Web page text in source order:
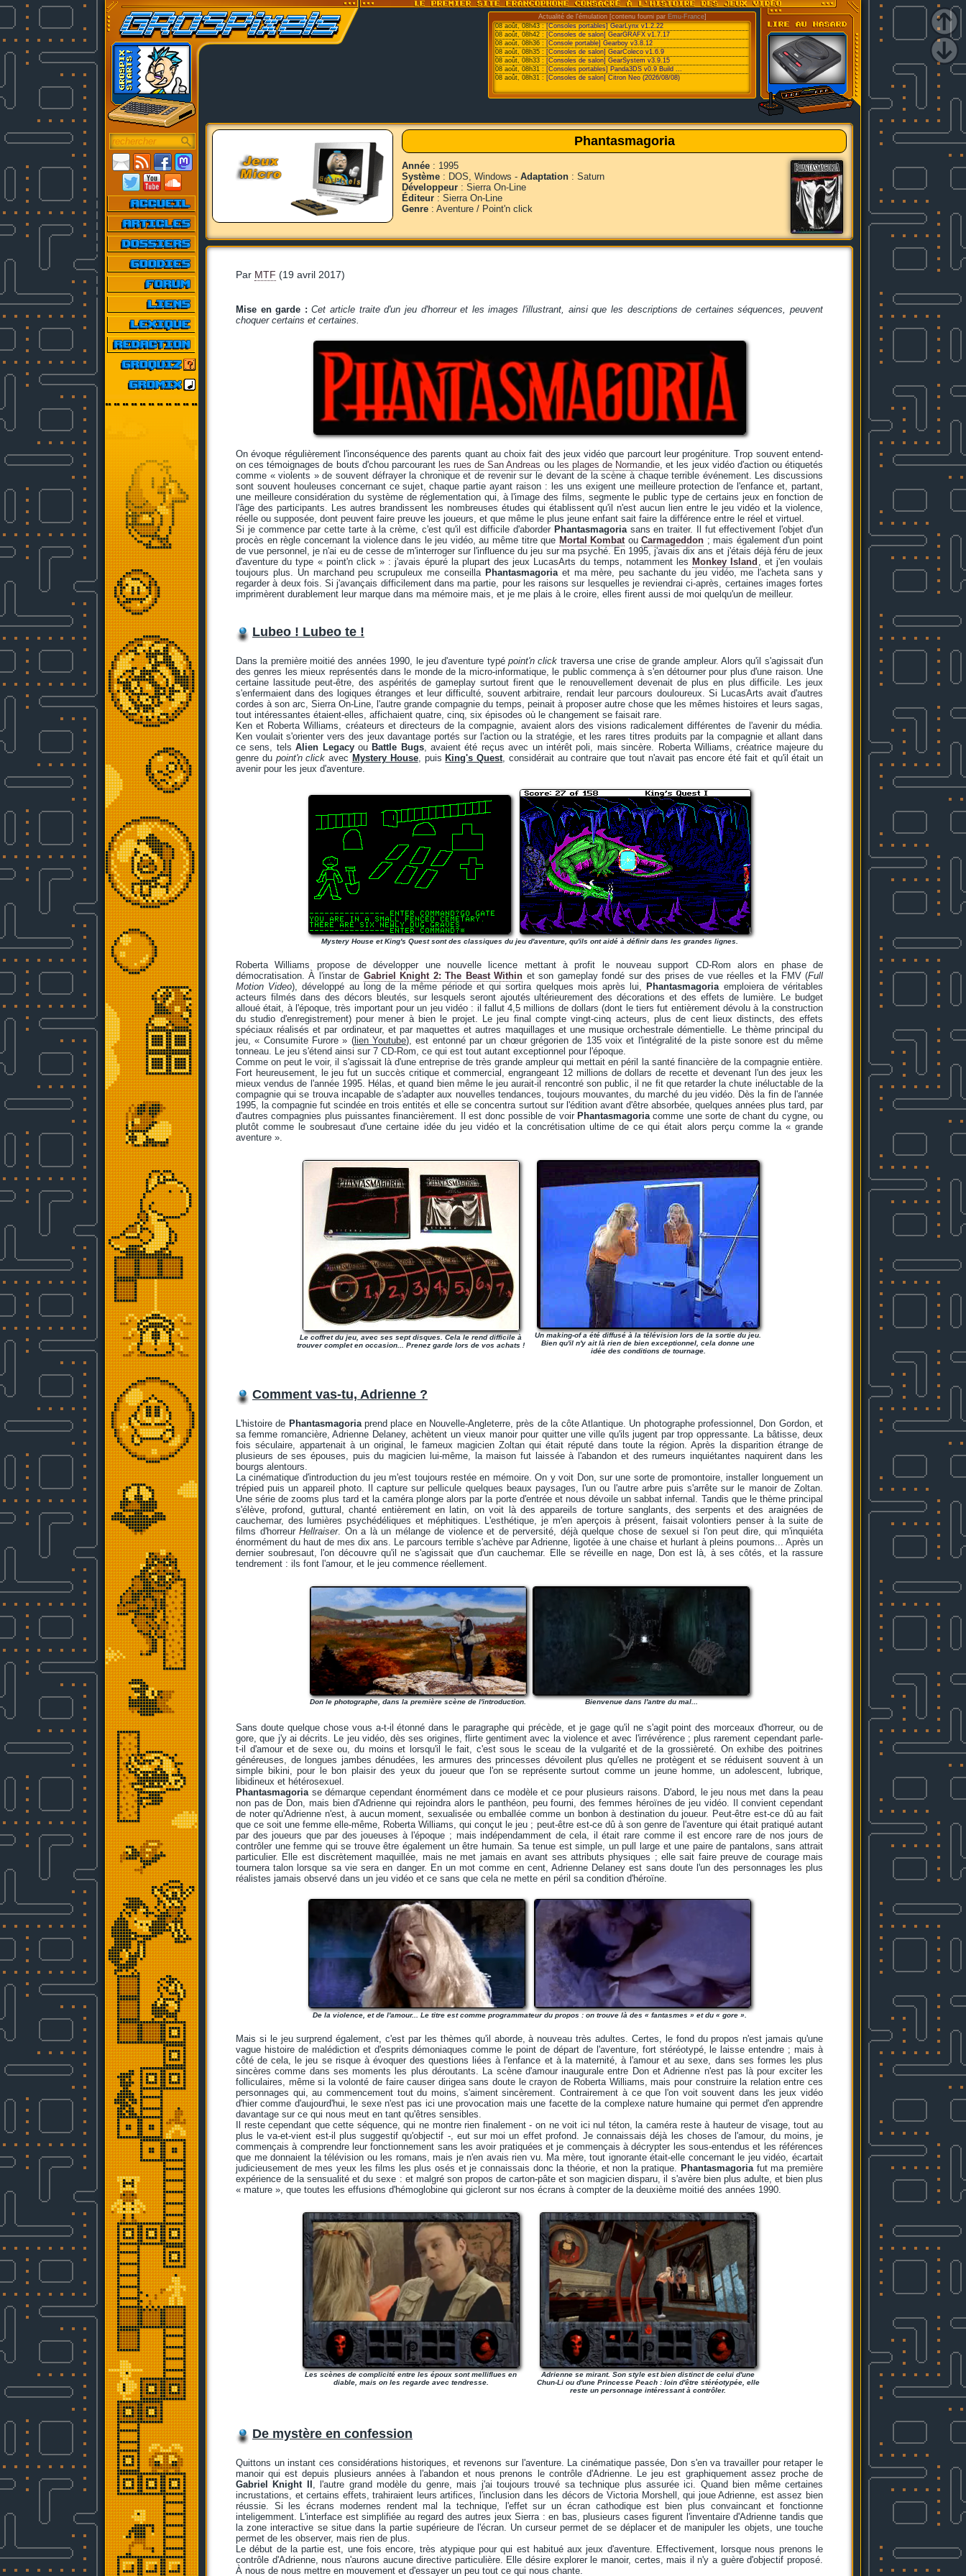
Actualité de l'émulation [contenu fourni par Emu-France]
08 août, 08h43 :[Consoles portables] GearLynx v1.2.22
08 août, 08h42 : [Consoles de salon] GearGRAFX v1.7.17
08 août, 08h36 : [Console portable] Gearboy v3.8.12
08 août, 08h35 : [Consoles de salon] GearColeco v1.6.9
08 août, 08h33 : [Consoles de salon] GearSystem v3.9.15
08 août, 08h31 : [Consoles portables] Panda3DS v0.9 Build ...
08 août, 08h31 : [Consoles de salon] Citron Neo (2026/08/08)
Phantasmagoria
Année : 1995
Système : DOS, Windows - Adaptation : Saturn
Développeur : Sierra On-Line
Éditeur : Sierra On-Line
Genre : Aventure / Point'n click
Par MTF (19 avril 2017)
Mise en garde : Cet article traite d'un jeu d'horreur et les images l'illustrant, ainsi que les descriptions de certaines séquences, peuvent
choquer certains et certaines.
On évoque régulièrement l'inconséquence des parents quant au choix fait des jeux vidéo que parcourt leur progéniture. Trop souvent entend-
on ces témoignages de bouts d'chou parcourant les rues de San Andreas ou les plages de Normandie, et les jeux vidéo d'action ou étiquetés
comme « violents » de souvent défrayer la chronique et de revenir sur le devant de la scène à chaque terrible événement. Les discussions
sont souvent houleuses concernant ce sujet, chaque partie ayant raison : les uns exigent une meilleure protection de l'enfance et, partant,
une meilleure considération du système de réglementation qui, à l'image des films, segmente le public type de certains jeux en fonction de
l'âge des participants. Les autres brandissent les nombreuses études qui établissent qu'il n'est aucun lien entre le jeu vidéo et la violence,
réelle ou supposée, dont peuvent faire preuve les joueurs, et que même le plus jeune enfant sait faire la différence entre le réel et virtuel.
Si je commence par cette tarte à la crème, c'est qu'il est difficile d'aborder Phantasmagoriasans en traiter. Il fut effectivement l'objet d'un
procès en règle concernant la violence dans le jeu vidéo, au même titre que Mortal KombatouCarmageddon ; mais également d'un point
de vue personnel, je n'ai eu de cesse de m'interroger sur l'influence du jeu sur ma psyché. En 1995, j'avais dix ans et j'étais déjà féru de jeux
d'aventure du type « point'n click » : j'avais épuré la plupart des jeux LucasArts du temps, notamment les Monkey Island , et j'en voulais
toujours plus. Un marchand peu scrupuleux me conseilla Phantasmagoriaet ma mère, peu sachante du jeu vidéo, me l'acheta sans y
regarder à deux fois. Si j'avançais difficilement dans ma partie, pour les raisons sur lesquelles je reviendrai ci-après, certaines images fortes
imprimèrent durablement leur marque dans ma mémoire mais, et je me plais à le croire, elles firent aussi de moi quelqu'un de meilleur.
Lubeo ! Lubeo te !
Dans la première moitié des années 1990, le jeu d'aventure typé point'n click traversa une crise de grande ampleur. Alors qu'il s'agissait d'un
des genres les mieux représentés dans le monde de la micro-informatique, le public commença à s'en détourner pour plus d'une raison. Une
certaine lassitude peut-être, des aspérités de gameplay surtout firent que le renouvellement devenait de plus en plus difficile. Les jeux
s'enfermaient dans des logiques étranges et leur difficulté, souvent arbitraire, rendait leur parcours douloureux. Si LucasArts avait d'autres
cordes à son arc, Sierra On-Line, l'autre grande compagnie du temps, peinait à proposer autre chose que les mêmes histoires et leurs sagas,
tout intéressantes étaient-elles, affichaient quatre, cinq, six épisodes où le changement se faisait rare.
Ken et Roberta Williams, créateurs et directeurs de la compagnie, avaient alors des visions radicalement différentes de l'avenir du média.
Ken voulait s'orienter vers des jeux davantage portés sur l'action ou la stratégie, et les rares titres produits par la compagnie et allant dans
ce sens, telsAlien Legacyou Battle Bugs, avaient été reçus avec un intérêt poli, mais sincère. Roberta Williams, créatrice majeure du
genre du point'n click avec Mystery House, puis King's Quest, considérait au contraire que tout n'avait pas encore été fait et qu'il était un
avenir pour les jeux d'aventure.
Mystery House et King's Quest sont des classiques du jeu d'aventure, qu'ils ont aidé à définir dans les grandes lignes.
Roberta Williams propose de développer une nouvelle licence mettant à profit le nouveau support CD-Rom alors en phase de
démocratisation. À l'instar de Gabriel Knight 2: The Beast Within et son gameplay fondé sur des prises de vue réelles et la FMV (Full
Motion Video), développé au long de la même période et qui sortira quelques mois après lui, Phantasmagoriaemploiera de véritables
acteurs filmés dans des décors bleutés, sur lesquels seront ajoutés ultérieurement des décorations et des effets de lumière. Le budget
alloué était, à l'époque, très important pour un jeu vidéo : il fallut 4,5 millions de dollars (dont le tiers fut entièrement dévolu à la construction
du studio d'enregistrement) pour mener à bien le projet. Le jeu final compte vingt-cinq acteurs, plus de cent lieux distincts, des effets
spéciaux réalisés et par ordinateur, et par maquettes et autres maquillages et une musique orchestrale démentielle. Le thème principal du
jeu, « Consumite Furore » (lien Youtube), est entonné par un chœur grégorien de 135 voix et l'intégralité de la piste sonore est du même
tonneau. Le jeu s'étend ainsi sur 7 CD-Rom, ce qui est tout autant exceptionnel pour l'époque.
Comme on peut le voir, il s'agissait là d'une entreprise de très grande ampleur qui mettait en péril la santé financière de la compagnie entière.
Fort heureusement, le jeu fut un succès critique et commercial, engrangeant 12 millions de dollars de recette et devenant l'un des jeux les
mieux vendus de l'année 1995. Hélas, et quand bien même le jeu aurait-il rencontré son public, il ne fit que retarder la chute inéluctable de la
compagnie qui se trouva incapable de s'adapter aux nouvelles tendances, toujours mouvantes, du marché du jeu vidéo. Dès la fin de l'année
1995, la compagnie fut scindée en trois entités et elle se concentra surtout sur l'édition avant d'être absorbée, quelques années plus tard, par
d'autres compagnies plus puissantes financièrement. Il est donc possible de voir Phantasmagoriacomme une sorte de chant du cygne, ou
plutôt comme le soubresaut d'une certaine idée du jeu vidéo et la concrétisation ultime de ce qui était alors perçu comme la « grande
aventure ».
Le coffret du jeu, avec ses sept disques. Cela le rend difficile à
trouver complet en occasion... Prenez garde lors de vos achats !
Un making-of a été diffusé à la télévision lors de la sortie du jeu.
Bien qu'il n'y ait là rien de bien exceptionnel, cela donne une
idée des conditions de tournage.
Comment vas-tu, Adrienne ?
L'histoire de Phantasmagoriaprend place en Nouvelle-Angleterre, près de la côte Atlantique. Un photographe professionnel, Don Gordon, et
sa femme romancière, Adrienne Delaney, achètent un vieux manoir pour quitter une ville qu'ils jugent par trop oppressante. La bâtisse, deux
fois séculaire, appartenait à un original, le fameux magicien Zoltan qui était réputé dans toute la région. Après la disparition étrange de
plusieurs de ses épouses, puis du magicien lui-même, la maison fut laissée à l'abandon et des rumeurs inquiétantes naquirent dans les
bourgs alentours.
La cinématique d'introduction du jeu m'est toujours restée en mémoire. On y voit Don, sur une sorte de promontoire, installer longuement un
trépied puis un appareil photo. Il capture sur pellicule quelques beaux paysages, l'un ou l'autre arbre puis s'arrête sur le manoir de Zoltan.
Une série de zooms plus tard et la caméra plonge alors par la porte d'entrée et nous dévoile un sabbat infernal. Tandis que le thème principal
s'élève, profond, guttural, chanté entièrement en latin, on voit là des appareils de torture sanglants, des serpents et des araignées de
cauchemar, des lumières psychédéliques et méphitiques. L'esthétique, je m'en aperçois à présent, faisait volontiers penser à la suite de
films d'horreurHellraiser. On a là un mélange de violence et de perversité, déjà quelque chose de sexuel si l'on peut dire, qui m'inquiéta
énormément du haut de mes dix ans. Le parcours terrible s'achève par Adrienne, ligotée à une chaise et hurlant à pleins poumons... Après un
dernier soubresaut, l'on découvre qu'il ne s'agissait que d'un cauchemar. Elle se réveille en nage, Don est là, à ses côtés, et la rassure
tendrement : ils font l'amour, et le jeu commence réellement.
Don le photographe, dans la première scène de l'introduction. Bienvenue dans l'antre du mal...
Sans doute quelque chose vous a-t-il étonné dans le paragraphe qui précède, et je gage qu'il ne s'agit point des morceaux d'horreur, ou de
gore, que j'y ai décrits. Le jeu vidéo, dès ses origines, flirte gentiment avec la violence et avec l'irrévérence ; plus rarement cependant parle-
t-il d'amour et de sexe ou, du moins et lorsqu'il le fait, c'est sous le sceau de la vulgarité et de la grossièreté. On exhibe des poitrines
généreuses, de longues jambes dénudées, les armures des princesses dévoilent plus qu'elles ne protègent et se réduisent souvent à un
simple bikini, pour le bon plaisir des yeux du joueur que l'on se représente surtout comme un jeune homme, un adolescent, lubrique,
libidineux et hétérosexuel.
Phantasmagoriase démarque cependant énormément dans ce modèle et ce pour plusieurs raisons. D'abord, le jeu nous met dans la peau
non pas de Don, mais bien d'Adrienne qui rejoindra alors le panthéon, peu fourni, des femmes héroïnes de jeu vidéo. Il convient cependant
de noter qu'Adrienne n'est, à aucun moment, sexualisée ou emballée comme un bonbon à destination du joueur. Peut-être est-ce dû au fait
que ce soit une femme elle-même, Roberta Williams, qui conçut le jeu ; peut-être est-ce dû à son genre de l'aventure qui était pratiqué autant
par des joueurs que par des joueuses à l'époque ; mais indépendamment de cela, il était rare comme il est encore rare de nos jours de
contrôler une femme qui se trouve être également un être humain. Sa tenue est simple, un pull large et une paire de pantalons, sans attrait
particulier. Elle est discrètement maquillée, mais ne met jamais en avant ses attributs physiques ; elle sait faire preuve de courage mais
tournera talon lorsque sa vie sera en danger. En un mot comme en cent, Adrienne Delaney est sans doute l'un des personnages les plus
réalistes jamais observé dans un jeu vidéo et ce sans que cela ne mette en péril sa condition d'héroïne.
De la violence, et de l'amour... Le titre est comme programmateur du propos : on trouve là des « fantasmes » et du « gore ».
Mais si le jeu surprend également, c'est par les thèmes qu'il aborde, à nouveau très adultes. Certes, le fond du propos n'est jamais qu'une
vague histoire de malédiction et d'esprits démoniaques comme le point de départ de l'aventure, fort stéréotypé, le laisse entendre ; mais à
côté de cela, le jeu se risque à évoquer des questions liées à l'enfance et à la maternité, à l'amour et au sexe, dans ses formes les plus
sincères comme dans ses moments les plus déroutants. La scène d'amour inaugurale entre Don et Adrienne n'est pas là pour exciter les
folliculaires, même si la volonté de faire causer dirigea sans doute le crayon de Roberta Williams, mais pour construire la relation entre ces
personnages qui, au commencement tout du moins, s'aiment sincèrement. Contrairement à ce que l'on voit souvent dans les jeux vidéo
d'hier comme d'aujourd'hui, le sexe n'est pas ici une provocation mais une facette de la complexe nature humaine qui permet d'en apprendre
davantage sur ce qui nous meut en tant qu'êtres sensibles.
Il reste cependant que cette séquence, qui ne montre rien finalement - on ne voit ici nul téton, la caméra reste à hauteur de visage, tout au
plus le va-et-vient est-il plus suggestif qu'objectif -, eut sur moi un effet profond. Je connaissais déjà les choses de l'amour, du moins, je
commençais à comprendre leur fonctionnement sans les avoir pratiquées et je commençais à décrypter les sous-entendus et les références
que me donnaient la télévision ou les romans, mais je n'en avais rien vu. Ma mère, tout ignorante était-elle concernant le jeu vidéo, écartait
judicieusement de mes yeux les films les plus osés et je connaissais donc la théorie, et non la pratique. Phantasmagoriafut ma première
expérience de la sensualité et du sexe : et malgré son propos de carton-pâte et son magicien disparu, il s'avère bien plus adulte, et bien plus
« mature », que toutes les effusions d'hémoglobine qui gicleront sur nos écrans à compter de la deuxième moitié des années 1990.
Les scènes de complicité entre les époux sont melliflues en
diable, mais on les regarde avec tendresse.
Adrienne se mirant. Son style est bien distinct de celui d'une
Chun-Li ou d'une Princesse Peach : loin d'être stéréotypée, elle
reste un personnage intéressant à contrôler.
De mystère en confession
Quittons un instant ces considérations historiques, et revenons sur l'aventure. La cinématique passée, Don s'en va travailler pour retaper le
manoir qui est depuis plusieurs années à l'abandon et nous prenons le contrôle d'Adrienne. Le jeu est graphiquement assez proche de
Gabriel Knight II , l'autre grand modèle du genre, mais j'ai toujours trouvé sa technique plus assurée ici. Quand bien même certaines
incrustations, et certains effets, trahiraient leurs artifices, l'inclusion dans les décors de Victoria Morshell, qui joue Adrienne, est assez bien
réussie. Si les écrans modernes rendent mal la technique, l'effet sur un écran cathodique est bien plus convaincant et fonctionne
inteligemment. L'interface est simplifiée au regard des autres jeux Sierra : en bas, plusieurs cases figurent l'inventaire d'Adrienne tandis que
la zone interactive se situe dans la partie supérieure de l'écran. Un curseur permet de se déplacer et de manipuler les objets, une touche
permet de les observer, mais rien de plus.
Le début de la partie est, une fois encore, très atypique pour qui est habitué aux jeux d'aventure. Effectivement, lorsque nous prenons le
contrôle d'Adrienne, nous n'aurons aucune directive particulière. Elle désire explorer le manoir, certes, mais il n'y a guère d'objectif proposé.
À nous de nous mettre en mouvement et d'essayer un peu tout ce qui nous chante.